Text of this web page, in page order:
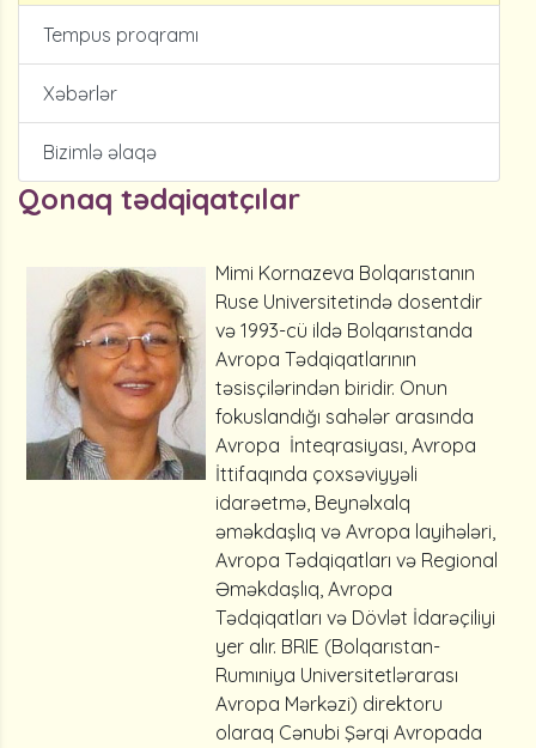
Tempus proqramı
Xəbərlər
Bizimlə əlaqə
Qonaq tədqiqatçılar
Mimi Kornazeva Bolqarıstanın
Ruse Universitetində dosentdir
və 1993-cü ildə Bolqarıstanda
Avropa Tədqiqatlarının
təsisçilərindən biridir. Onun
fokuslandığı sahələr arasında
Avropa İnteqrasiyası, Avropa
İttifaqında çoxsəviyyəli
idarəetmə, Beynəlxalq
əməkdaşlıq və Avropa layihələri,
Avropa Tədqiqatları və Regional
Əməkdaşlıq, Avropa
Tədqiqatları və Dövlət İdarəçiliyi
yer alır. BRIE (Bolqarıstan-
Rumıniya Universitetlərarası
Avropa Mərkəzi) direktoru
olaraq Cənubi Şərqi Avropada